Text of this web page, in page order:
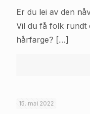
Er du lei av den
Vil du få folk rundt
hårfarge? […]
15. mai 2022